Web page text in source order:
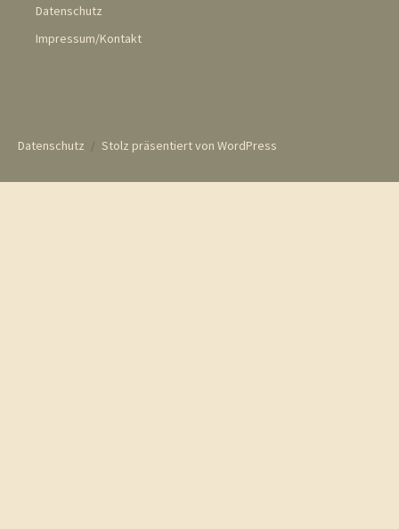
Datenschutz
Impressum/Kontakt
Datenschutz Stolz präsentiert von WordPress